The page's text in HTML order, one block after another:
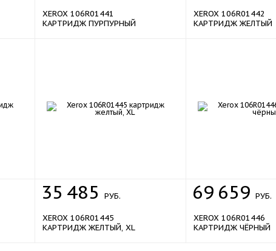
XEROX 106R01441
КАРТРИДЖ ПУРПУРНЫЙ
XEROX 106R01442
КАРТРИДЖ ЖЕЛТЫЙ
35 485 РУБ.
XEROX 106R01445
КАРТРИДЖ ЖЕЛТЫЙ, XL
69 659 РУБ.
XEROX 106R01446
КАРТРИДЖ ЧЁРНЫЙ